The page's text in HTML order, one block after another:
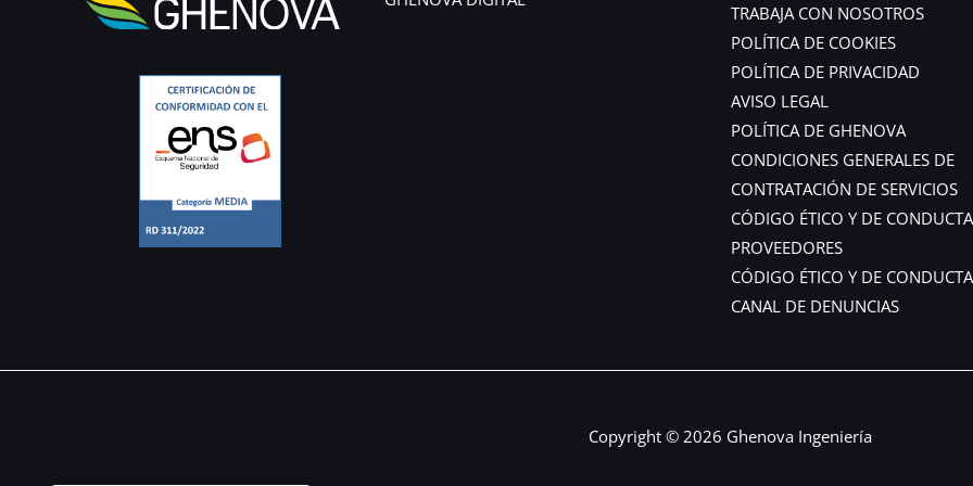
TRABAJA CON NOSOTROS
POLÍTICA DE COOKIES
POLÍTICA DE PRIVACIDAD
AVISO LEGAL
POLÍTICA DE GHENOVA
CONDICIONES GENERALES DE
CONTRATACIÓN DE SERVICIOS
CÓDIGO ÉTICO Y DE
PROVEEDORES
CÓDIGO ÉTICO Y DE CONDUCTA
CANAL DE DENUNCIAS
Copyright © 2026 Ghenova Ingeniería